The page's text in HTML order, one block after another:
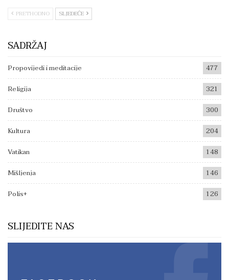
PRETHODNO SLJEDEĆE
SADRŽAJ
Propovijedi i meditacije
477
Religija
321
Društvo
300
Kultura
204
Vatikan
148
Mišljenja
146
Polis+
126
SLIJEDITE NAS